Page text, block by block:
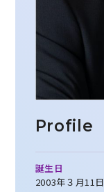
Profile
誕生日
2003年３月11日